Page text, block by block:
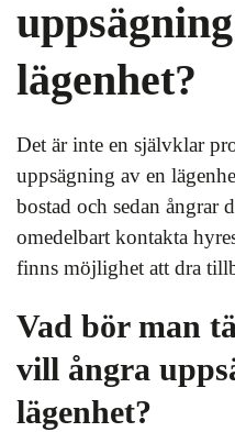
lägenhet?
Det är inte en självklar
uppsägning av en
bostad och sedan ångrar
omedelbart kontakta
finns möjlighet att dra
Vad bör man
vill ångra
lägenhet?